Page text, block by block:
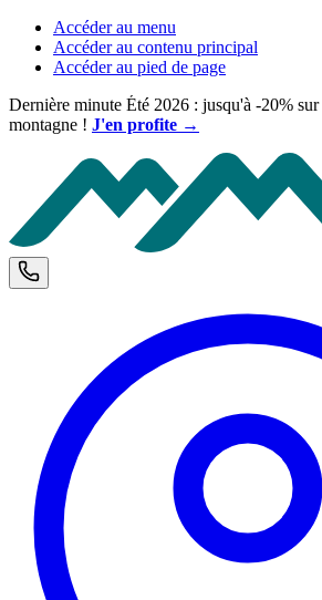
Accéder au menu
Accéder au contenu principal
Accéder au pied de page
Dernière minute Été 2026 : jusqu'à -20%
montagne ! J'en profite →
Téléphone et horaires d'ouverture